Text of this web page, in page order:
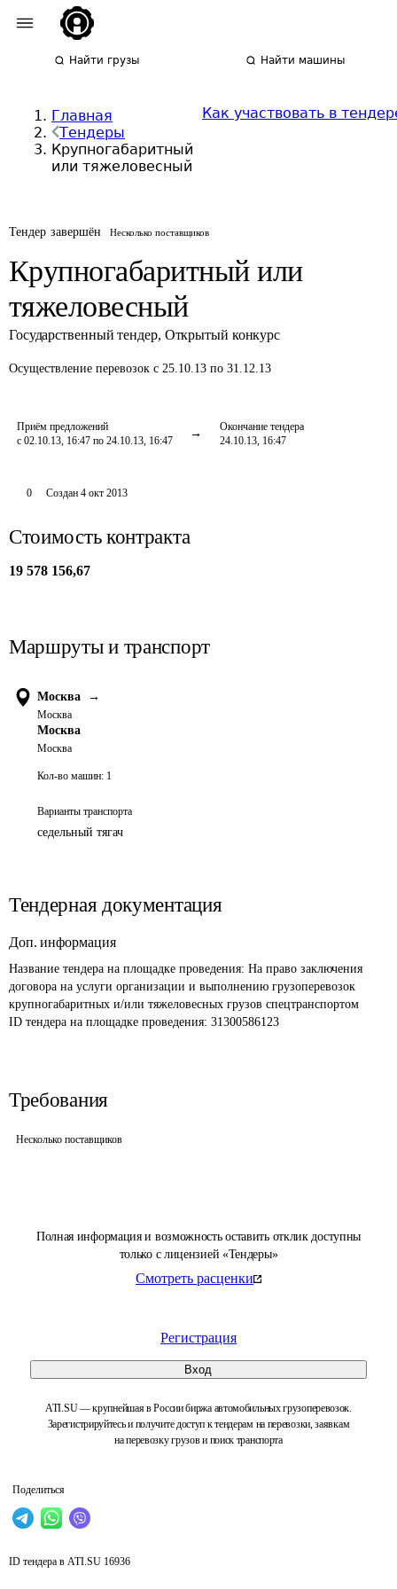
Найти грузы Найти машины
Главная
Тендеры
Крупногабаритный
или тяжеловесный
Как участвовать в
Тендер завершён Несколько поставщиков
Крупногабаритный или
тяжеловесный
Государственный тендер, Открытый конкурс
Осуществление перевозок с 25.10.13 по 31.12.13
Приём предложений
с 02.10.13, 16:47 по 24.10.13, 16:47
Окончание тендера
24.10.13, 16:47
Полная информация и возможность оставить отклик доступны
только с лицензией «Тендеры»
Смотреть расценки
Регистрация
Вход
ATI.SU — крупнейшая в России биржа автомобильных грузоперевозок.
Зарегистрируйтесь и получите доступ к тендерам на перевозки, заявкам
на перевозку грузов и поиск транспорта
Поделиться
0 Создан 4 окт 2013
Стоимость контракта
19 578 156,67
Маршруты и транспорт
Москва →
Москва
Москва
Москва
Кол-во машин: 1
Варианты транспорта
седельный тягач
Тендерная документация
Доп. информация
Название тендера на площадке проведения: На право заключения
договора на услуги организации и выполнению грузоперевозок
крупногабаритных и/или тяжеловесных грузов спецтранспортом
ID тендера на площадке проведения: 31300586123
Требования
Несколько поставщиков
ID тендера в ATI.SU 16936